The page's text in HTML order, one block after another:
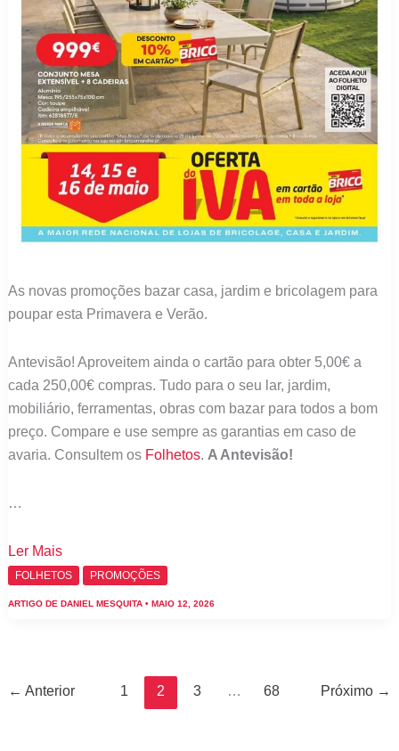
As novas promoções bazar casa, jardim e bricolagem para
poupar esta Primavera e Verão.
Antevisão! Aproveitem ainda o cartão para obter 5,00€ a
cada 250,00€ compras. Tudo para o seu lar, jardim,
mobiliário, ferramentas, obras com bazar para todos a bom
preço. Compare e use sempre as garantias em caso de
avaria. Consultem os Folhetos. A Antevisão!
…
Folheto
Bricomarché
maio
Ler Mais
FOLHETOS PROMOÇÕES
ARTIGO DE DANIEL MESQUITA • MAIO 12, 2026
← Anterior 1 2 3 … 68 Próximo →